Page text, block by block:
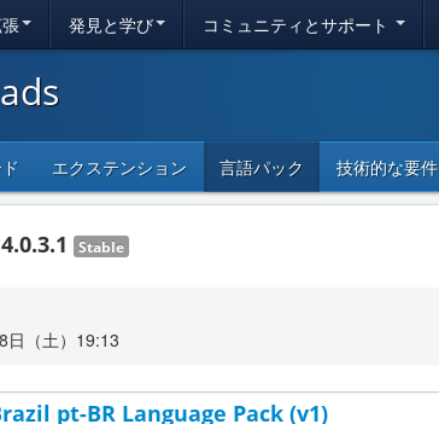
発見と学び コミュニティとサポート
エクステンション 言語パック 技術的な要件
Stable
日（土）19:13
pt-BR Language Pack (v1)